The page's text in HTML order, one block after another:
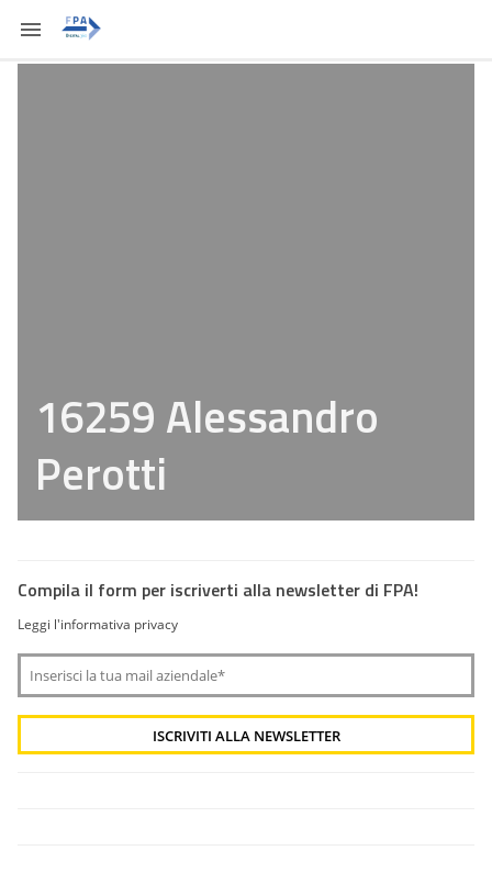
16259 Alessandro
Perotti
Compila il form per iscriverti alla newsletter di FPA!
Leggi l'informativa privacy